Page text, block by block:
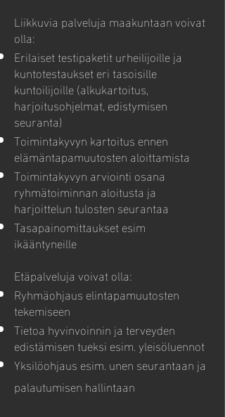
Liikkuvia palveluja maakuntaan voivat
olla:
Erilaiset testipaketit urheilijoille ja
kuntotestaukset eri tasoisille
kuntoilijoille (alkukartoitus,
harjoitusohjelmat, edistymisen
seuranta)
Toimintakyvyn kartoitus ennen
elämäntapamuutosten aloittamista
Toimintakyvyn arviointi osana
ryhmätoiminnan aloitusta ja
harjoittelun tulosten seurantaa
Tasapainomittaukset esim
ikääntyneille
Etäpalveluja voivat olla:
Ryhmäohjaus elintapamuutosten
tekemiseen
Tietoa hyvinvoinnin ja terveyden
edistämisen tueksi esim. yleisöluennot
Yksilöohjaus esim. unen seurantaan ja
palautumisen hallintaan